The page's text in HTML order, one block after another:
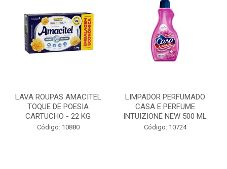
LAVA ROUPAS AMACITEL
TOQUE DE POESIA
CARTUCHO - 22 KG
Código: 10880
LIMPADOR PERFUMADO
CASA E PERFUME
INTUIZIONE NEW 500 ML
Código: 10724